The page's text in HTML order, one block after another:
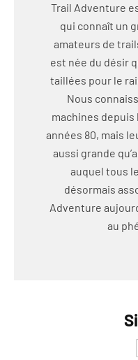
Trail Adventure
qui connaît un
amateurs de
est née du désir
taillées pour le
Nous
machines depuis
années 80, mais
aussi grande
auquel tous
désormais
Adventure
au